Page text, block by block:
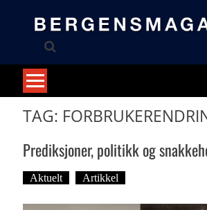
TAG:
Prediksjoner, politikk og
Aktuelt Artikkel